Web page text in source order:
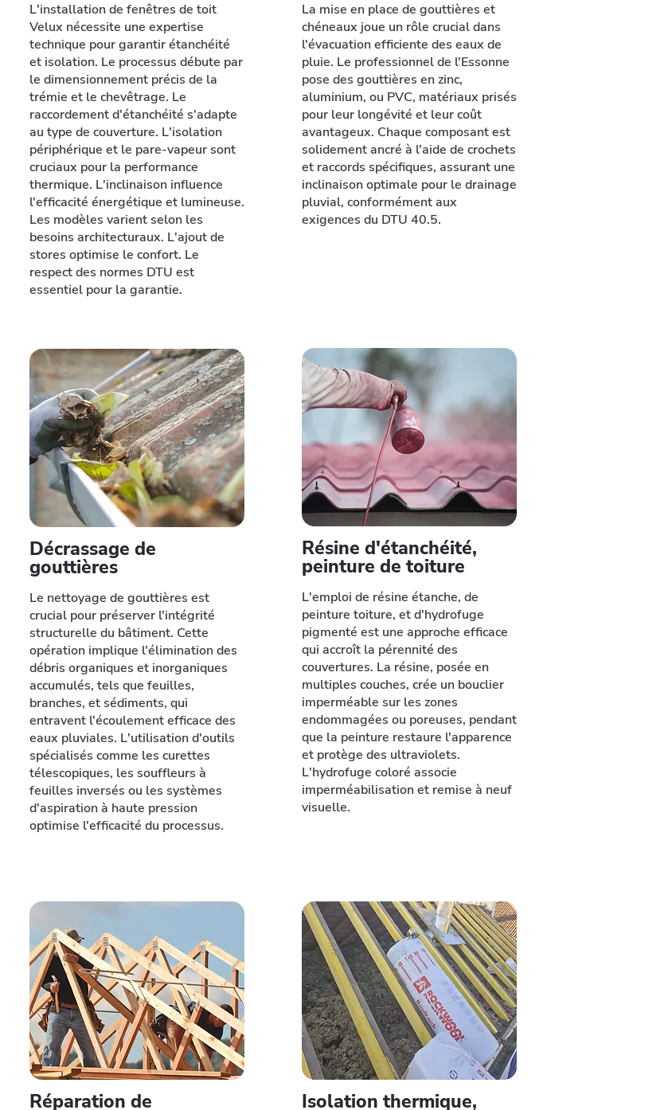
L'installation de fenêtres de toit
Velux nécessite une expertise
technique pour garantir étanchéité
et isolation. Le processus débute par
le dimensionnement précis de la
trémie et le chevêtrage. Le
raccordement d'étanchéité s'adapte
au type de couverture. L'isolation
périphérique et le pare-vapeur sont
cruciaux pour la performance
thermique. L'inclinaison influence
l'efficacité énergétique et lumineuse.
Les modèles varient selon les
besoins architecturaux. L'ajout de
stores optimise le confort. Le
respect des normes DTU est
essentiel pour la garantie.
La mise en place de gouttières et
chéneaux joue un rôle crucial dans
l'évacuation efficiente des eaux de
pluie. Le professionnel de l'Essonne
pose des gouttières en zinc,
aluminium, ou PVC, matériaux prisés
pour leur longévité et leur coût
avantageux. Chaque composant est
solidement ancré à l'aide de crochets
et raccords spécifiques, assurant une
inclinaison optimale pour le drainage
pluvial, conformément aux
exigences du DTU 40.5.
Décrassage de
gouttières
Le nettoyage de gouttières est
crucial pour préserver l'intégrité
structurelle du bâtiment. Cette
opération implique l'élimination des
débris organiques et inorganiques
accumulés, tels que feuilles,
branches, et sédiments, qui
entravent l'écoulement efficace des
eaux pluviales. L'utilisation d'outils
spécialisés comme les curettes
télescopiques, les souffleurs à
feuilles inversés ou les systèmes
d'aspiration à haute pression
optimise l'efficacité du processus.
Résine d'étanchéité,
peinture de toiture
L'emploi de résine étanche, de
peinture toiture, et d'hydrofuge
pigmenté est une approche efficace
qui accroît la pérennité des
couvertures. La résine, posée en
multiples couches, crée un bouclier
imperméable sur les zones
endommagées ou poreuses, pendant
que la peinture restaure l'apparence
et protège des ultraviolets.
L'hydrofuge coloré associe
imperméabilisation et remise à neuf
visuelle.
Réparation de Isolation thermique,